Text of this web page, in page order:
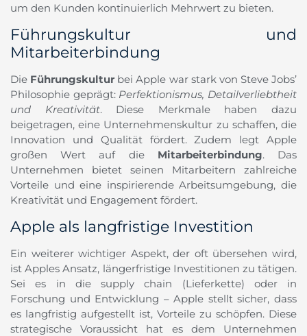
um den Kunden kontinuierlich Mehrwert zu bieten.
Führungskultur und
Mitarbeiterbindung
Die Führungskultur bei Apple war stark von Steve Jobs’
Philosophie geprägt: Perfektionismus, Detailverliebtheit
und Kreativität. Diese Merkmale haben dazu
beigetragen, eine Unternehmenskultur zu schaffen, die
Innovation und Qualität fördert. Zudem legt Apple
großen Wert auf die Mitarbeiterbindung. Das
Unternehmen bietet seinen Mitarbeitern zahlreiche
Vorteile und eine inspirierende Arbeitsumgebung, die
Kreativität und Engagement fördert.
Apple als langfristige Investition
Ein weiterer wichtiger Aspekt, der oft übersehen wird,
ist Apples Ansatz, längerfristige Investitionen zu tätigen.
Sei es in die supply chain (Lieferkette) oder in
Forschung und Entwicklung – Apple stellt sicher, dass
es langfristig aufgestellt ist, Vorteile zu schöpfen. Diese
strategische Voraussicht hat es dem Unternehmen